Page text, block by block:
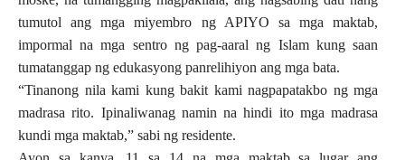
tumutol ang mga miyembro ng APIYO sa mga maktab,
impormal na mga sentro ng pag-aaral ng Islam kung saan
tumatanggap ng edukasyong panrelihiyon ang mga bata.
“Tinanong nila kami kung bakit kami nagpapatakbo ng mga
madrasa rito. Ipinaliwanag namin na hindi ito mga madrasa
kundi mga maktab,” sabi ng residente.